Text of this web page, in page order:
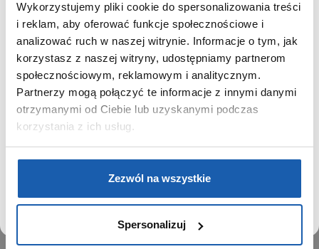
Wykorzystujemy pliki cookie do spersonalizowania treści
i reklam, aby oferować funkcje społecznościowe i
analizować ruch w naszej witrynie. Informacje o tym, jak
korzystasz z naszej witryny, udostępniamy partnerom
społecznościowym, reklamowym i analitycznym.
Partnerzy mogą połączyć te informacje z innymi danymi
otrzymanymi od Ciebie lub uzyskanymi podczas
korzystania z ich usług.
Zezwól na wszystkie
Spersonalizuj
GRUPA ZIBI
Historia
Misja, wizja i wartości Grupy Zibi
Ważne daty
Kariera
Zgoda na ciasteczka
PRODUKTY
Kalkulatory
SIECI SPRZEDAŻY
SZANOWNY UŻYTKOWNIKU,
SZANOWNA UŻYTKOWNICZKO
Używamy plików cookie w celach analitycznych,
statystycznych i marketingowych, w tym aby analizować
ruch w tej witrynie, optymalizować jej działanie oraz
zapamiętywać Twoje preferencje.